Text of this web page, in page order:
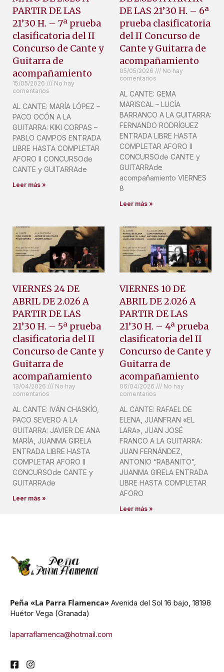
PARTIR DE LAS
21’30 H. – 7ª prueba
clasificatoria del II
Concurso de Cante y
Guitarra de
acompañamiento
15/05/2026
No hay
comentarios
AL CANTE: MARÍA LÓPEZ –
PACO OCÓN A LA
GUITARRA: KIKI CORPAS –
PABLO CAMPOS ENTRADA
LIBRE HASTA COMPLETAR
AFORO II CONCURSOde
CANTE y GUITARRAde
Leer más »
DE LAS 21’30 H. – 6ª
prueba clasificatoria
del II Concurso de
Cante y Guitarra de
acompañamiento
05/05/2026
No hay
comentarios
AL CANTE: GEMA
MARISCAL – LUCÍA
BARRANCO A LA GUITARRA:
FERNANDO RODRÍGUEZ
ENTRADA LIBRE HASTA
COMPLETAR AFORO II
CONCURSOde CANTE y
GUITARRAde
acompañamiento VIERNES
8
Leer más »
VIERNES 24 DE
ABRIL DE 2.026 A
PARTIR DE LAS
21’30 H. – 5ª prueba
clasificatoria del II
Concurso de Cante y
Guitarra de
acompañamiento
13/04/2026
No hay
comentarios
AL CANTE: IVÁN CHASKÍO,
PACO SEVERO A LA
GUITARRA: JAVIER DE ANA
MARÍA, JUANMA GIRELA
ENTRADA LIBRE HASTA
COMPLETAR AFORO II
CONCURSOde CANTE y
GUITARRAde
Leer más »
VIERNES 10 DE
ABRIL DE 2.026 A
PARTIR DE LAS
21’30 H. – 4ª prueba
clasificatoria del II
Concurso de Cante y
Guitarra de
acompañamiento
06/04/2026
No hay
comentarios
AL CANTE: RAFAEL DE
ELENA, JUANFRAN «EL
LARA», JUAN JOSÉ
FRANCO A LA GUITARRA:
JUAN FERNÁNDEZ,
ANTONIO “RABANITO”,
JUANMA GIRELA ENTRADA
LIBRE HASTA COMPLETAR
AFORO
Leer más »
Peña «La Parra Flamenca» Avenida del Sol 16 bajo, 18198
Huétor Vega (Granada)
laparraflamenca@hotmail.com
F
I